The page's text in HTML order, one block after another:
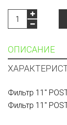
ОПИСАНИЕ
Фильтр 11"
Фильтр 11"